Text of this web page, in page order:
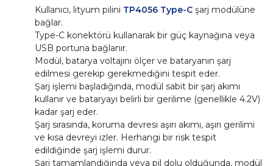
Kullanıcı, lityum pilini TP4056 Type-Cşarj modülüne
bağlar.
Type-C konektörü kullanarak bir güç kaynağına veya
USB portuna bağlanır.
Modül, batarya voltajını ölçer ve bataryanın şarj
edilmesi gerekip gerekmediğini tespit eder.
Şarj işlemi başladığında, modül sabit bir şarj akımı
kullanır ve bataryayı belirli bir gerilime (genellikle 4.2V)
kadar şarj eder.
Şarj sırasında, koruma devresi aşırı akımı, aşırı gerilimi
ve kısa devreyi izler. Herhangi bir risk tespit
edildiğinde şarj işlemi durur.
Şarj tamamlandığında veya pil dolu olduğunda, modül